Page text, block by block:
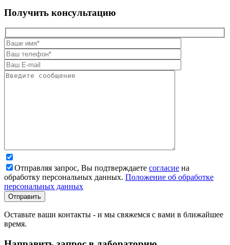
Получить консультацию
Отправляя запрос, Вы подтверждаете согласие на
обработку персональных данных. Положение об обработке
персональных данных
Оставьте ваши контакты - и мы свяжемся с вами в ближайшее
время.